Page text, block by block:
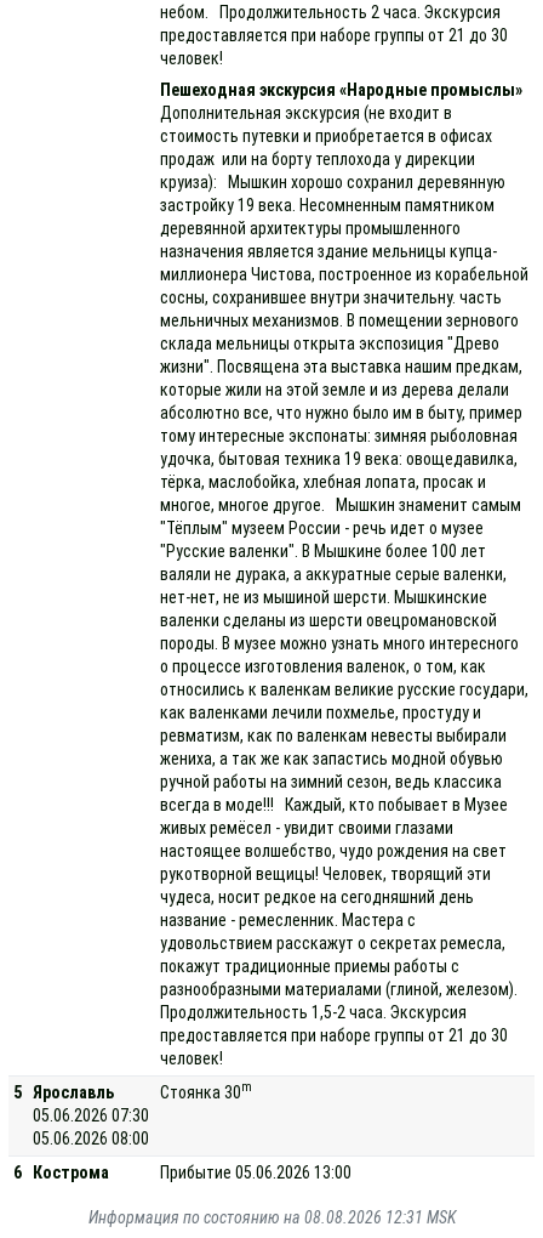
небом. Продолжительность 2 часа. Экскурсия
предоставляется при наборе группы от 21 до 30
человек!
Пешеходная экскурсия «Народные промыслы»
Дополнительная экскурсия (не входит в
стоимость путевки и приобретается в офисах
продаж или на борту теплохода у дирекции
круиза): Мышкин хорошо сохранил деревянную
застройку 19 века. Несомненным памятником
деревянной архитектуры промышленного
назначения является здание мельницы купца-
миллионера Чистова, построенное из корабельной
сосны, сохранившее внутри значительну. часть
мельничных механизмов. В помещении зернового
склада мельницы открыта экспозиция "Древо
жизни". Посвящена эта выставка нашим предкам,
которые жили на этой земле и из дерева делали
абсолютно все, что нужно было им в быту, пример
тому интересные экспонаты: зимняя рыболовная
удочка, бытовая техника 19 века: овощедавилка,
тёрка, маслобойка, хлебная лопата, просак и
многое, многое другое. Мышкин знаменит самым
"Тёплым" музеем России - речь идет о музее
"Русские валенки". В Мышкине более 100 лет
валяли не дурака, а аккуратные серые валенки,
нет-нет, не из мышиной шерсти. Мышкинские
валенки сделаны из шерсти овецромановской
породы. В музее можно узнать много интересного
о процессе изготовления валенок, о том, как
относились к валенкам великие русские государи,
как валенками лечили похмелье, простуду и
ревматизм, как по валенкам невесты выбирали
жениха, а так же как запастись модной обувью
ручной работы на зимний сезон, ведь классика
всегда в моде!!! Каждый, кто побывает в Музее
живых ремёсел - увидит своими глазами
настоящее волшебство, чудо рождения на свет
рукотворной вещицы! Человек, творящий эти
чудеса, носит редкое на сегодняшний день
название - ремесленник. Мастера с
удовольствием расскажут о секретах ремесла,
покажут традиционные приемы работы с
разнообразными материалами (глиной, железом).
Продолжительность 1,5-2 часа. Экскурсия
предоставляется при наборе группы от 21 до 30
человек!
5
Ярославль
05.06.2026 07:30
05.06.2026 08:00
Стоянка 30m
6 Кострома Прибытие 05.06.2026 13:00
Информация по состоянию на 08.08.2026 12:31 MSK